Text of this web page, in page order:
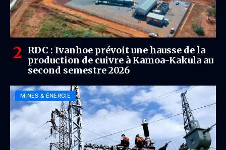
RDC : Ivanhoe prévoit une hausse de la
production de cuivre à Kamoa-Kakula au
second semestre 2026
MINES & ÉNERGIE